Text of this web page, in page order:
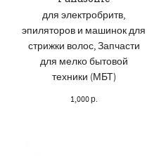
для электробритв,
эпиляторов и машинок для
стрижки волос,Запчасти
для мелко бытовой
техники (МБТ)
1,000р.